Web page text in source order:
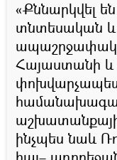
«Քննարկվել
տնտեսական
Հայաստանի և
ինչպես նաև